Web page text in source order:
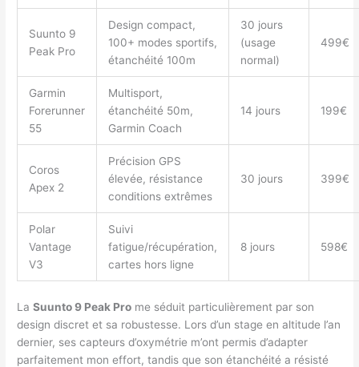
Suunto 9
Peak Pro
Design compact,
100+ modes sportifs,
étanchéité 100m
30 jours
(usage
normal)
499€
Garmin
Forerunner
55
Multisport,
étanchéité 50m,
Garmin Coach
14 jours 199€
Coros
Apex 2
Précision GPS
élevée, résistance
conditions extrêmes
30 jours 399€
Polar
Vantage
V3
Suivi
fatigue/récupération,
cartes hors ligne
8 jours 598€
LaSuunto 9 Peak Pro me séduit particulièrement par son
design discret et sa robustesse. Lors d’un stage en altitude l’an
dernier, ses capteurs d’oxymétrie m’ont permis d’adapter
parfaitement mon effort, tandis que son étanchéité a résisté